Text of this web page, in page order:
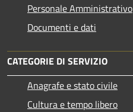
Personale Amministrativo
Documenti e dati
CATEGORIE DI SERVIZIO
Anagrafe e stato civile
Cultura e tempo libero